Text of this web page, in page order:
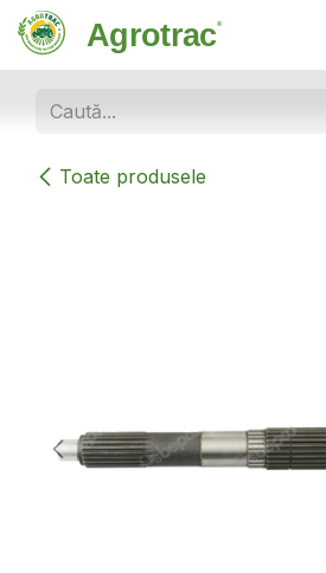
Sari la conținut
Toate produsele